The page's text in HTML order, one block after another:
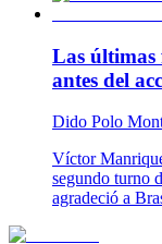
Las últimas
antes del
Dido Polo
Víctor
segundo turno
agradeció a